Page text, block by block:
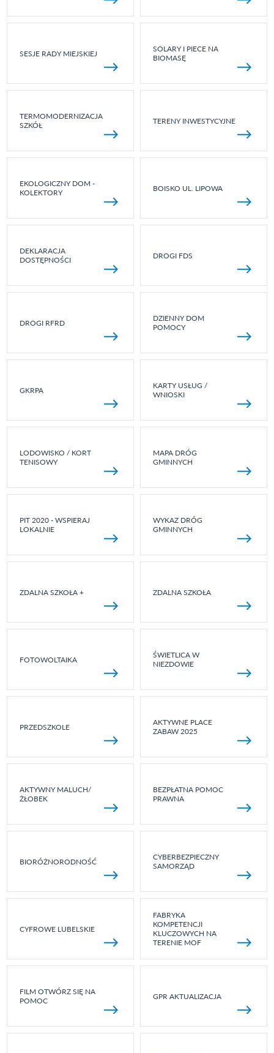
SESJE RADY MIEJSKIEJ
SOLARY I PIECE NA
BIOMASĘ
TERMOMODERNIZACJA
SZKÓŁ
TERENY INWESTYCYJNE
EKOLOGICZNY DOM -
KOLEKTORY
BOISKO UL. LIPOWA
DEKLARACJA
DOSTĘPNOŚCI
DROGI FDS
DROGI RFRD
DZIENNY DOM
POMOCY
GKRPA
KARTY USŁUG /
WNIOSKI
LODOWISKO / KORT
TENISOWY
MAPA DRÓG
GMINNYCH
PIT 2020 - WSPIERAJ
LOKALNIE
WYKAZ DRÓG
GMINNYCH
ZDALNA SZKOŁA + ZDALNA SZKOŁA
FOTOWOLTAIKA
ŚWIETLICA W
NIEZDOWIE
PRZEDSZKOLE
AKTYWNE PLACE
ZABAW 2025
AKTYWNY MALUCH/
ŻŁOBEK
BEZPŁATNA POMOC
PRAWNA
BIORÓŻNORODNOŚĆ
CYBERBEZPIECZNY
SAMORZĄD
CYFROWE LUBELSKIE
FABRYKA
KOMPETENCJI
KLUCZOWYCH NA
TERENIE MOF
FILM OTWÓRZ SIĘ NA
POMOC
GPR AKTUALIZACJA